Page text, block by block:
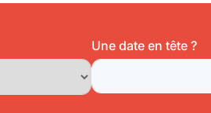
Une date en tête ?